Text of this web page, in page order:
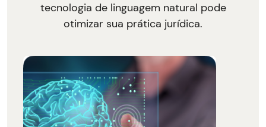
tecnologia de linguagem natural pode
otimizar sua prática jurídica.